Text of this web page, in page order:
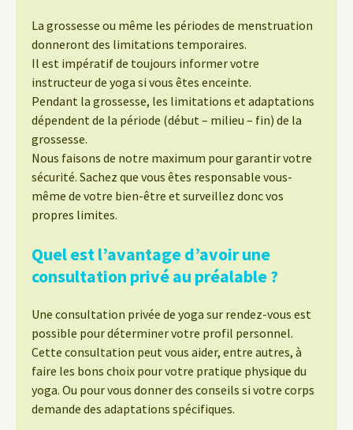
La grossesse ou même les périodes de menstruation
donneront des limitations temporaires.
Il est impératif de toujours informer votre
instructeur de yoga si vous êtes enceinte.
Pendant la grossesse, les limitations et adaptations
dépendent de la période (début – milieu – fin) de la
grossesse.
Nous faisons de notre maximum pour garantir votre
sécurité. Sachez que vous êtes responsable vous-
même de votre bien-être et surveillez donc vos
propres limites.
Quel est l’avantage d’avoir une
consultation privé au préalable ?
Une consultation privée de yoga sur rendez-vous est
possible pour déterminer votre profil personnel.
Cette consultation peut vous aider, entre autres, à
faire les bons choix pour votre pratique physique du
yoga. Ou pour vous donner des conseils si votre corps
demande des adaptations spécifiques.